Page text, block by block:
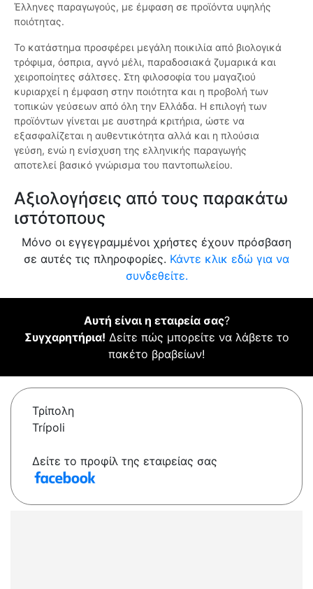
Έλληνες παραγωγούς, με έμφαση σε προϊόντα υψηλής
ποιότητας.
Το κατάστημα προσφέρει μεγάλη ποικιλία από βιολογικά
τρόφιμα, όσπρια, αγνό μέλι, παραδοσιακά ζυμαρικά και
χειροποίητες σάλτσες. Στη φιλοσοφία του μαγαζιού
κυριαρχεί η έμφαση στην ποιότητα και η προβολή των
τοπικών γεύσεων από όλη την Ελλάδα. Η επιλογή των
προϊόντων γίνεται με αυστηρά κριτήρια, ώστε να
εξασφαλίζεται η αυθεντικότητα αλλά και η πλούσια
γεύση, ενώ η ενίσχυση της ελληνικής παραγωγής
αποτελεί βασικό γνώρισμα του παντοπωλείου.
Αξιολογήσεις από τους παρακάτω
ιστότοπους
Μόνο οι εγγεγραμμένοι χρήστες έχουν πρόσβαση
σε αυτές τις πληροφορίες. Κάντε κλικ εδώ για να
συνδεθείτε.
Αυτή είναι η εταιρεία σας?
Συγχαρητήρια! Δείτε πώς μπορείτε να λάβετε το
πακέτο βραβείων!
Τρίπολη
Trípoli
Δείτε το προφίλ της εταιρείας σας